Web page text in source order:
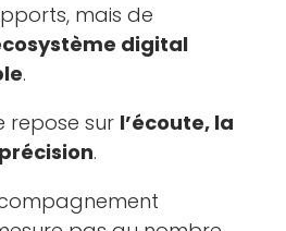
mais de
digital
.
repose sur l’écoute, la
.